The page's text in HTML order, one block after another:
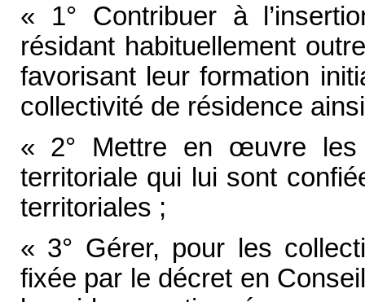
« 1° Contribuer à
résidant habituellement
favorisant leur formation
collectivité de résidence
« 2° Mettre en œuvre les
territoriale qui lui sont
territoriales ;
« 3° Gérer, pour les
fixée par le décret en